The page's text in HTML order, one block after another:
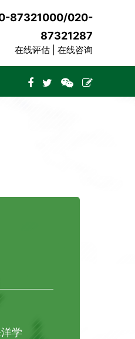
87321000/020-
87321287
在线评估 | 在线咨询
学